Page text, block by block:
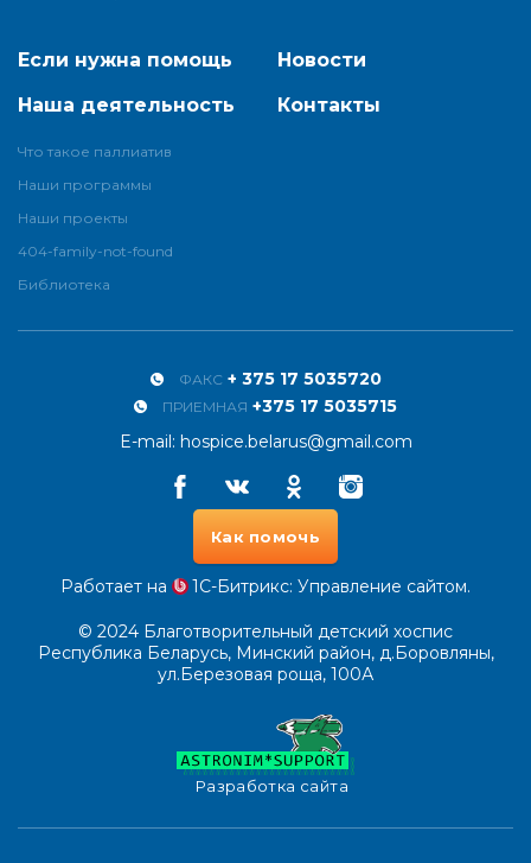
Если нужна помощь
Наша деятельность
Что такое паллиатив
Наши программы
Наши проекты
404-family-not-found
Библиотека
Новости
Контакты
ФАКС + 375 17 5035720
ПРИЕМНАЯ +375 17 5035715
E-mail: hospice.belarus@gmail.com
FacebookVkontakteOdnoklassnikiInstagram
Как помочь
Работает на 1С-Битрикс: Управление сайтом.
© 2024 Благотворительный детский хоспис
Республика Беларусь, Минский район, д.Боровляны,
ул.Березовая роща, 100А
Разработка сайта